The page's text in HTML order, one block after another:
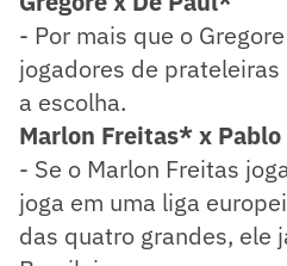
- Por mais que o
jogadores de
a escolha.
Marlon Freitas* x
- Se o Marlon Freitas
joga em uma liga
das quatro grandes, ele